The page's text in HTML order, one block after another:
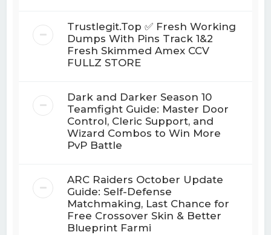
Trustlegit.Top ✅ Fresh Working
Dumps With Pins Track 1&2
Fresh Skimmed Amex CCV
FULLZ STORE
Dark and Darker Season 10
Teamfight Guide: Master Door
Control, Cleric Support, and
Wizard Combos to Win More
PvP Battle
ARC Raiders October Update
Guide: Self-Defense
Matchmaking, Last Chance for
Free Crossover Skin & Better
Blueprint Farmi